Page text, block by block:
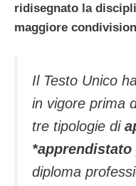
ridisegnato la
maggiore
Il Testo Unico
in vigore prima
tre tipologie di
diploma